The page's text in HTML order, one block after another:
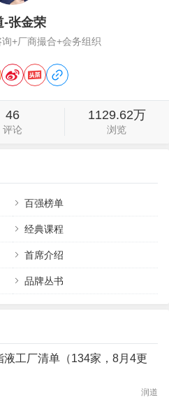
-张金荣
+厂商撮合+会务组织
46
评论
1129.62万
浏览
百强榜单
经典课程
首席介绍
品牌丛书
工厂清单（134家，8月4更
润道